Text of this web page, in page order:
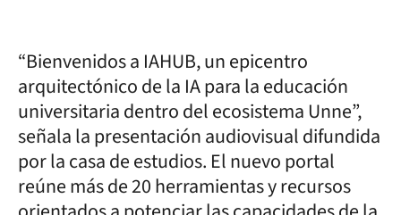
“Bienvenidos a IAHUB, un epicentro
arquitectónico de la IA para la educación
universitaria dentro del ecosistema Unne”,
señala la presentación audiovisual difundida
por la casa de estudios. El nuevo portal
reúne más de 20 herramientas y recursos